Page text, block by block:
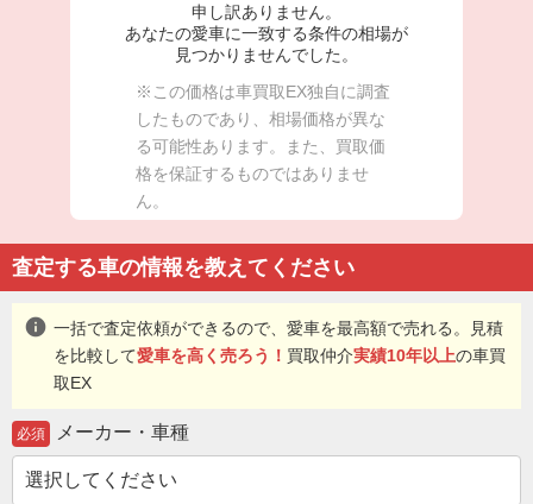
申し訳ありません。
あなたの愛車に一致する条件の相場が
見つかりませんでした。
※この価格は車買取EX独自に調査
したものであり、相場価格が異な
る可能性あります。また、買取価
格を保証するものではありませ
ん。
査定する車の情報を教えてください
info 一括で査定依頼ができるので、愛車を最高額で売れる。見積
を比較して愛車を高く売ろう！ 買取仲介実績10年以上の車買
取EX
必須 メーカー・車種